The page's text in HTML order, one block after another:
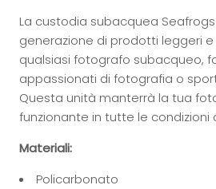
La custodia subacquea
generazione di prodotti leggeri
qualsiasi fotografo subacqueo,
appassionati di fotografia o
Questa unità manterrà la tua
funzionante in tutte le condizioni
Materiali:
Policarbonato